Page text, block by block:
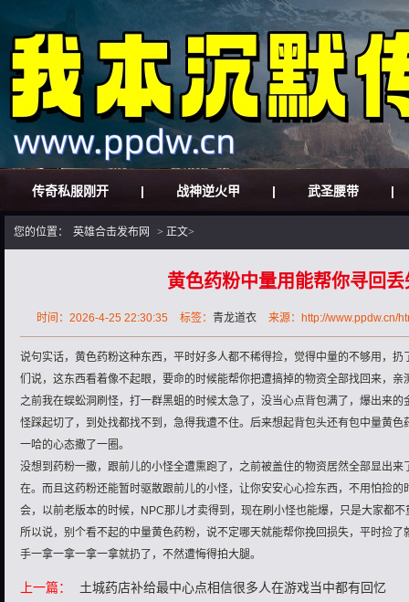
传奇私服刚开 | 战神逆火甲 | 武圣腰带 |
您的位置： 英雄合击发布网 > 正文>
黄色药粉中量用能帮你寻回丢
时间：2026-4-25 22:30:35 标签： 青龙道衣 来源：http://www.ppdw.cn/
说句实话，黄色药粉这种东西，平时好多人都不稀得捡，觉得中量的不够用，
们说，这东西看着像不起眼，要命的时候能帮你把遭搞掉的物资全部找回来，亲
之前我在蜈蚣洞刷怪，打一群黑蛆的时候太急了，没当心点背包满了，爆出来
怪踩起切了，到处找都找不到，急得我遭不住。后来想起背包头还有包中量黄
一哈的心态撒了一圈。
没想到药粉一撒，跟前儿的小怪全遭熏跑了，之前被盖住的物资居然全部显出
在。而且这药粉还能暂时驱散跟前儿的小怪，让你安安心心捡东西，不用怕捡
会，以前老版本的时候，NPC那儿才卖得到，现在刷小怪也能爆，只是大家都不
所以说，别个看不起的中量黄色药粉，说不定哪天就能帮你挽回损失，平时捡
手一拿一拿一拿一拿就扔了，不然遭悔得拍大腿。
上一篇：
土城药店补给最中心点相信很多人在游戏当中都有回忆